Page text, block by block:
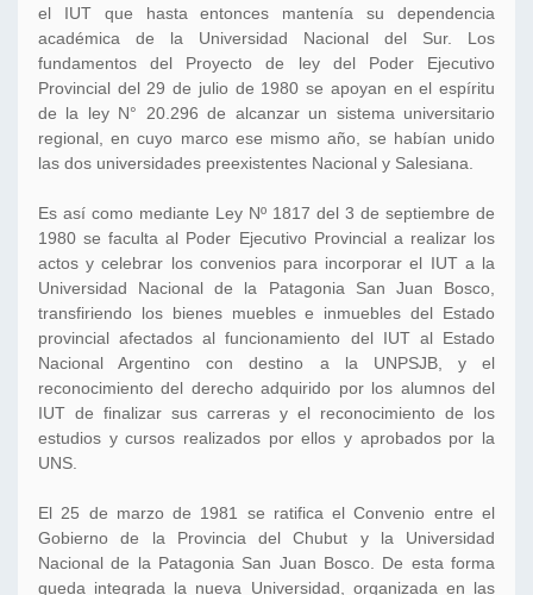
el IUT que hasta entonces mantenía su dependencia
académica de la Universidad Nacional del Sur. Los
fundamentos del Proyecto de ley del Poder Ejecutivo
Provincial del 29 de julio de 1980 se apoyan en el espíritu
de la ley N° 20.296 de alcanzar un sistema universitario
regional, en cuyo marco ese mismo año, se habían unido
las dos universidades preexistentes Nacional y Salesiana.
Es así como mediante Ley Nº 1817 del 3 de septiembre de
1980 se faculta al Poder Ejecutivo Provincial a realizar los
actos y celebrar los convenios para incorporar el IUT a la
Universidad Nacional de la Patagonia San Juan Bosco,
transfiriendo los bienes muebles e inmuebles del Estado
provincial afectados al funcionamiento del IUT al Estado
Nacional Argentino con destino a la UNPSJB, y el
reconocimiento del derecho adquirido por los alumnos del
IUT de finalizar sus carreras y el reconocimiento de los
estudios y cursos realizados por ellos y aprobados por la
UNS.
El 25 de marzo de 1981 se ratifica el Convenio entre el
Gobierno de la Provincia del Chubut y la Universidad
Nacional de la Patagonia San Juan Bosco. De esta forma
queda integrada la nueva Universidad, organizada en las